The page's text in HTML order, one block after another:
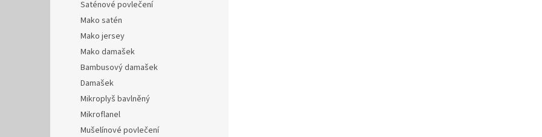
Saténové povlečení
Mako satén
Mako jersey
Mako damašek
Bambusový damašek
Damašek
Mikroplyš bavlněný
Mikroflanel
Mušelínové povlečení